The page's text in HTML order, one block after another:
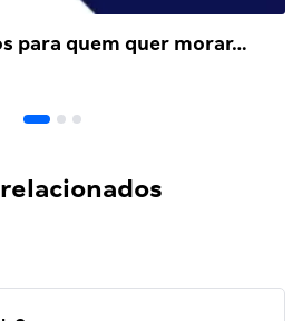
para quem quer morar…